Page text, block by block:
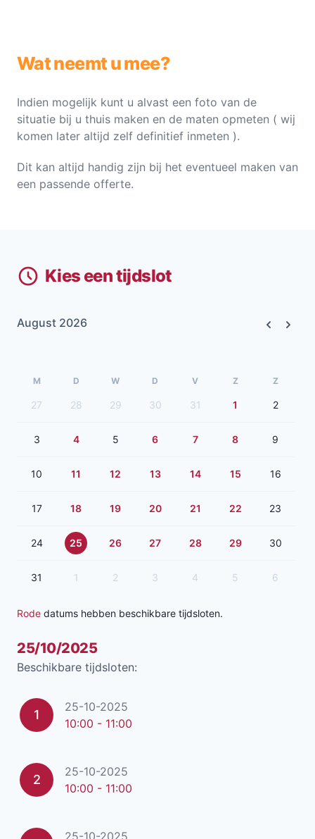
Wat neemt u mee?
Indien mogelijk kunt u alvast een foto van de
situatie bij u thuis maken en de maten opmeten ( wij
komen later altijd zelf definitief inmeten ).
Dit kan altijd handig zijn bij het eventueel maken van
een passende offerte.
Kies een tijdslot
August 2026
M D W D V Z Z
27 28 29 30 31 1 2
3 4 5 6 7 8 9
10 11 12 13 14 15 16
17 18 19 20 21 22 23
24 25 26 27 28 29 30
31 1 2 3 4 5 6
Rode datums hebben beschikbare tijdsloten.
25/10/2025
Beschikbare tijdsloten:
1
25-10-2025
10:00 - 11:00
2
25-10-2025
10:00 - 11:00
25-10-2025